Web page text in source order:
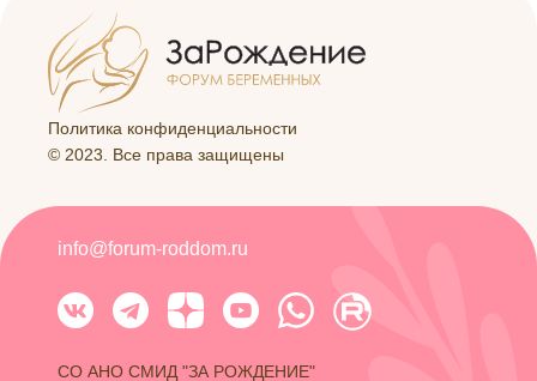
Политика конфиденциальности
© 2023. Все права защищены
info@forum-roddom.ru
СО АНО СМИД "ЗА РОЖДЕНИЕ"